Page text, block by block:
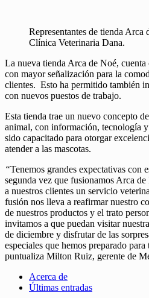
Representantes de tienda Arca
Clínica Veterinaria Dana.
La nueva tienda Arca de Noé,
con mayor señalización para la
clientes. Esto ha permitido también
con nuevos puestos de trabajo.
Esta tienda trae un nuevo concepto
animal, con información, tecnología
sido capacitado para otorgar
atender a las mascotas.
“Tenemos grandes expectativas con
segunda vez que fusionamos Arca
a nuestros clientes un servicio
fusión nos lleva a reafirmar nuestro
de nuestros productos y el trato
invitamos a que puedan visitar
de diciembre y disfrutar de las
especiales que hemos preparado para
puntualiza Milton Ruiz, gerente de
Acerca de
Últimas entradas